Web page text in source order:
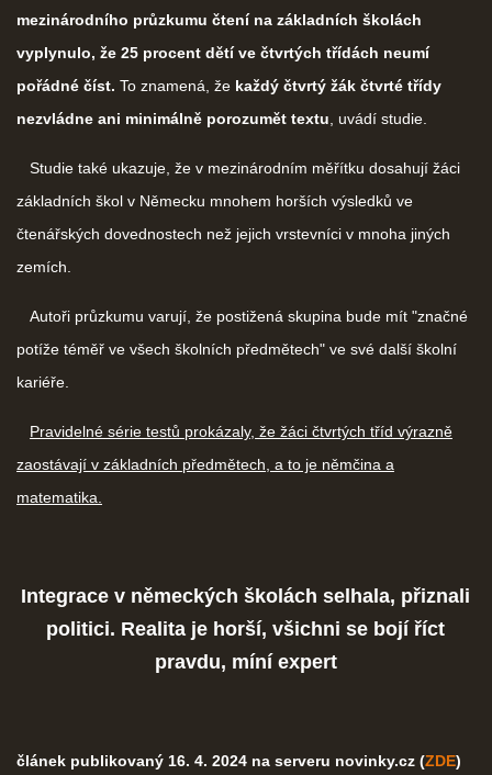
mezinárodního průzkumu čtení na základních školách
vyplynulo, že 25 procent dětí ve čtvrtých třídách neumí
pořádné číst. To znamená, že každý čtvrtý žák čtvrté třídy
nezvládne ani minimálně porozumět textu , uvádí studie.
Studie také ukazuje, že v mezinárodním měřítku dosahují žáci
základních škol v Německu mnohem horších výsledků ve
čtenářských dovednostech než jejich vrstevníci v mnoha jiných
zemích.
Autoři průzkumu varují, že postižená skupina bude mít "značné
potíže téměř ve všech školních předmětech" ve své další školní
kariéře.
Pravidelné série testů prokázaly, že žáci čtvrtých tříd výrazně
zaostávají v základních předmětech, a to je němčina a
matematika.
Integrace v německých školách selhala, přiznali
politici. Realita je horší, všichni se bojí říct
pravdu, míní expert
článek publikovaný 16. 4. 2024 na serveru novinky.cz (ZDE)